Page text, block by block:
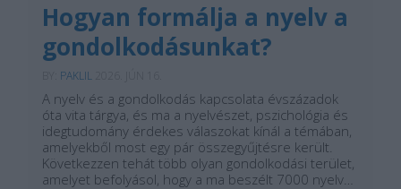
Hogyan formálja a nyelv a
gondolkodásunkat?
PAKLIL
A nyelv és a gondolkodás kapcsolata évszázadok
óta vita tárgya, és ma a nyelvészet, pszichológia és
idegtudomány érdekes válaszokat kínál a témában,
amelyekből most egy pár összegyűjtésre került.
Következzen tehát több olyan gondolkodási terület,
amelyet befolyásol, hogy a ma beszélt 7000 nyelv…